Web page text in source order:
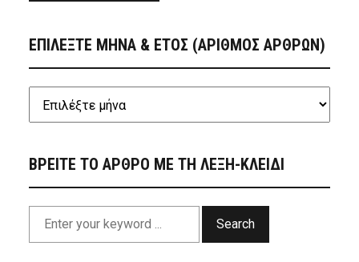
ΕΠΙΛΕΞΤΕ ΜΗΝΑ & ΕΤΟΣ (ΑΡΙΘΜΟΣ ΑΡΘΡΩΝ)
ΒΡΕΙΤΕ ΤΟ ΑΡΘΡΟ ΜΕ ΤΗ ΛΕΞΗ-ΚΛΕΙΔΙ
Search